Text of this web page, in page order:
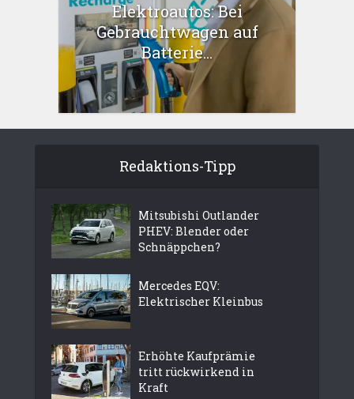
Elektroautos: Bei
Gebrauchtwagen auf
Batterie...
Redaktions-Tipp
Mitsubishi Outlander
PHEV: Blender oder
Schnäppchen?
Mercedes EQV:
Elektrischer Kleinbus
Erhöhte Kaufprämie
tritt rückwirkend in
Kraft